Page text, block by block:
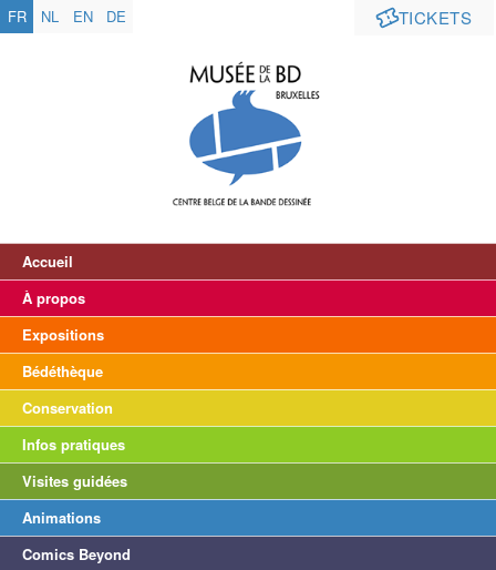
TICKETS
FR NL EN DE
Accueil
À propos
Expositions
Bédéthèque
Conservation
Infos pratiques
Visites guidées
Animations
Comics Beyond